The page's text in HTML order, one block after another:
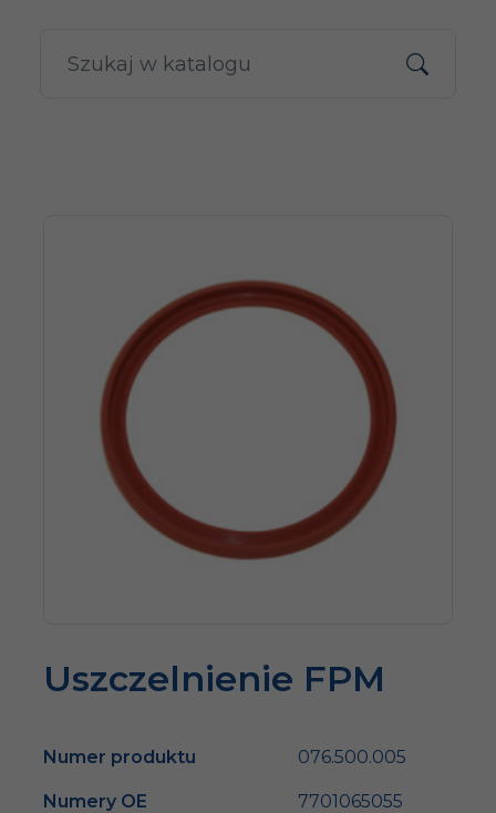
Uszczelnienie FPM
Numer produktu 076.500.005
Numery OE 7701065055